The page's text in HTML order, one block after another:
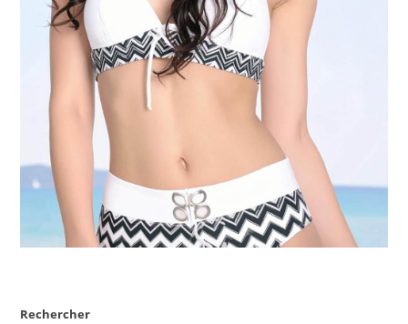
Rechercher